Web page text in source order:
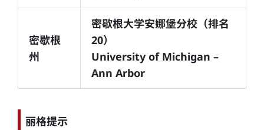
密歇根
州
密歇根大学安娜堡分校（排名
20）
University of Michigan –
Ann Arbor
丽格提示